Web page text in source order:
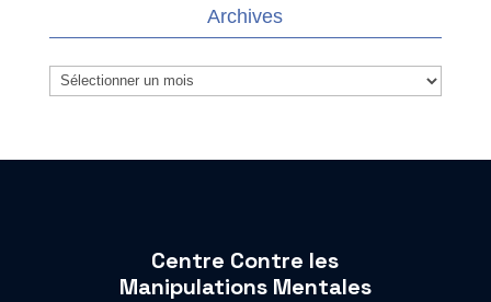
Archives
Archives
Centre Contre les
Manipulations Mentales